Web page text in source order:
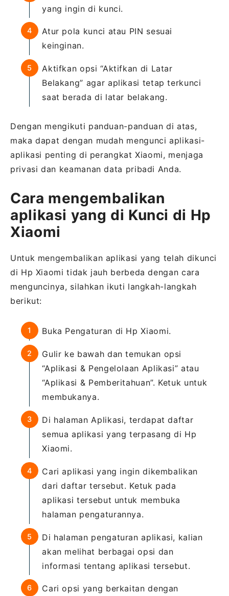
yang ingin di kunci.
Atur pola kunci atau PIN sesuai
keinginan.
Aktifkan opsi “Aktifkan di Latar
Belakang” agar aplikasi tetap terkunci
saat berada di latar belakang.
Dengan mengikuti panduan-panduan di atas,
maka dapat dengan mudah mengunci aplikasi-
aplikasi penting di perangkat Xiaomi, menjaga
privasi dan keamanan data pribadi Anda.
Cara mengembalikan
aplikasi yang di Kunci di Hp
Xiaomi
Untuk mengembalikan aplikasi yang telah dikunci
di Hp Xiaomi tidak jauh berbeda dengan cara
menguncinya, silahkan ikuti langkah-langkah
berikut:
Buka Pengaturan di Hp Xiaomi.
Gulir ke bawah dan temukan opsi
“Aplikasi & Pengelolaan Aplikasi” atau
“Aplikasi & Pemberitahuan”. Ketuk untuk
membukanya.
Di halaman Aplikasi, terdapat daftar
semua aplikasi yang terpasang di Hp
Xiaomi.
Cari aplikasi yang ingin dikembalikan
dari daftar tersebut. Ketuk pada
aplikasi tersebut untuk membuka
halaman pengaturannya.
Di halaman pengaturan aplikasi, kalian
akan melihat berbagai opsi dan
informasi tentang aplikasi tersebut.
Cari opsi yang berkaitan dengan